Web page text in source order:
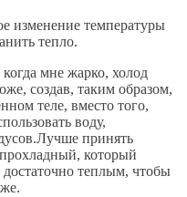
изменение температуры
тепло.
мне жарко, холод
создав, таким образом,
теле, вместо того,
воду,
принять
который
достаточно теплым, чтобы